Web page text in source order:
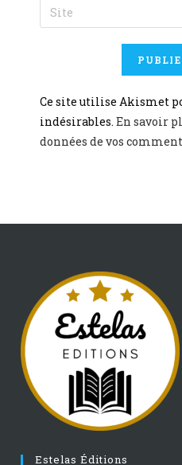
Ce site utilise Akismet
indésirables. En savoir
données de vos
Estelas Éditions